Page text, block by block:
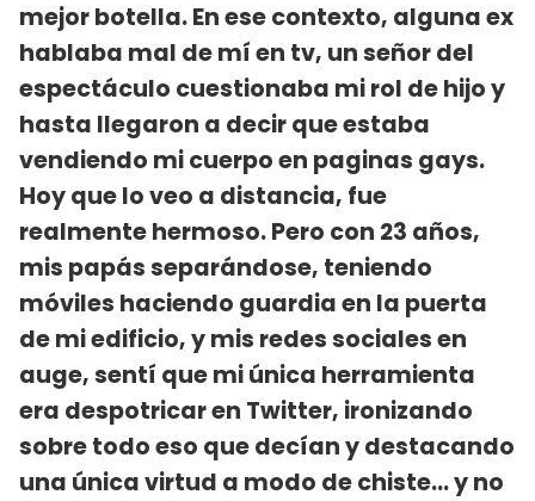
mejor botella. En ese contexto, alguna ex
hablaba mal de mí en tv, un señor del
espectáculo cuestionaba mi rol de hijo y
hasta llegaron a decir que estaba
vendiendo mi cuerpo en paginas gays.
Hoy que lo veo a distancia, fue
realmente hermoso. Pero con 23 años,
mis papás separándose, teniendo
móviles haciendo guardia en la puerta
de mi edificio, y mis redes sociales en
auge, sentí que mi única herramienta
era despotricar en Twitter, ironizando
sobre todo eso que decían y destacando
una única virtud a modo de chiste… y no